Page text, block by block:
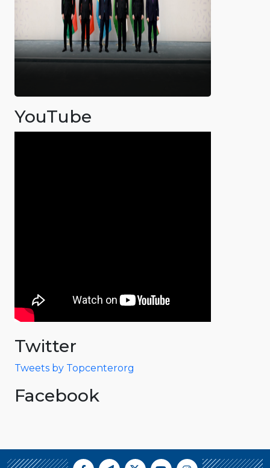
YouTube
Twitter
Tweets by Topcenterorg
Facebook